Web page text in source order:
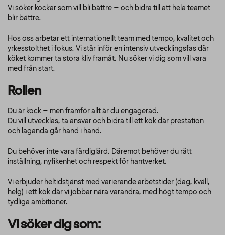
Vi söker kockar som vill bli bättre – och bidra till att hela teamet
blir bättre.
Hos oss arbetar ett internationellt team med tempo, kvalitet och
yrkesstolthet i fokus. Vi står inför en intensiv utvecklingsfas där
köket kommer ta stora kliv framåt. Nu söker vi dig som vill vara
med från start.
Rollen
Du är kock – men framför allt är du engagerad.
Du vill utvecklas, ta ansvar och bidra till ett kök där prestation
och laganda går hand i hand.
Du behöver inte vara färdiglärd. Däremot behöver du rätt
inställning, nyfikenhet och respekt för hantverket.
Vi erbjuder heltidstjänst med varierande arbetstider (dag, kväll,
helg) i ett kök där vi jobbar nära varandra, med högt tempo och
tydliga ambitioner.
Vi söker dig som: